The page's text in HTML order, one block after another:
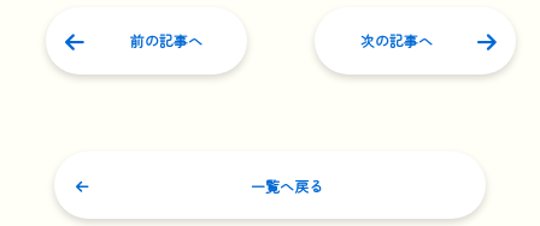
前の記事へ 次の記事へ
一覧へ戻る